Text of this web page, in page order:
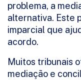
problema, a
alternativa. Este
imparcial que
acordo.
Muitos tribunais
mediação e